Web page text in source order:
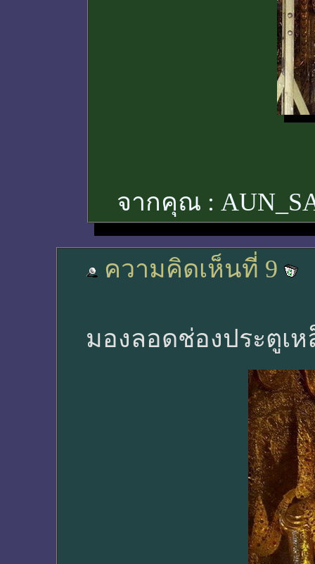
จากคุณ :
ความคิดเห็นที่ 9
มองลอดช่องประตูเห